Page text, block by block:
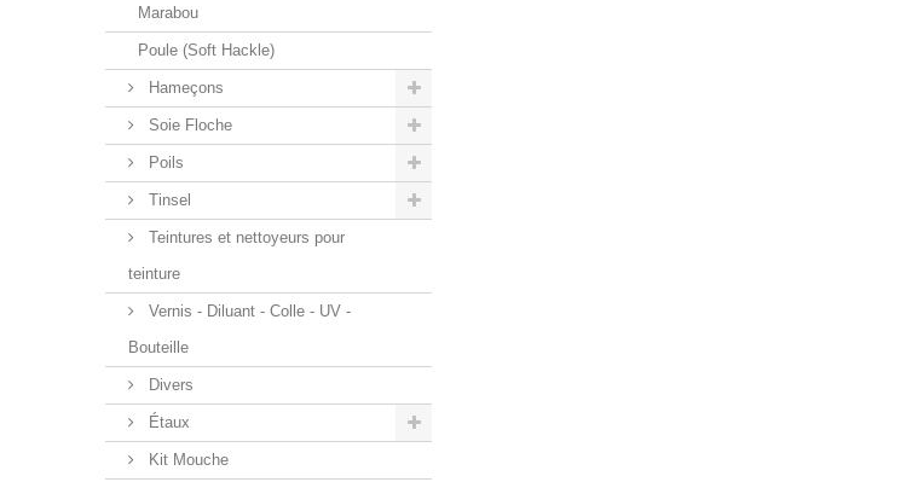
Marabou
Poule (Soft Hackle)
Hameçons
Soie Floche
Poils
Tinsel
Teintures et nettoyeurs pour
teinture
Vernis - Diluant - Colle - UV -
Bouteille
Divers
Étaux
Kit Mouche